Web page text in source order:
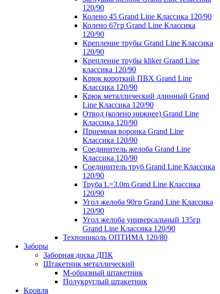
120/90
Колено 45 Grand Line Классика 120/90
Колено 67гр Grand Line Классика
120/90
Крепление трубы Grand Line Классика
120/90
Крепление трубы kliker Grand Line
классика 120/90
Крюк короткий ПВХ Grand Line
Классика 120/90
Крюк металлический длинный Grand
Line Классика 120/90
Отвод (колено нижнее) Grand Line
Классика 120/90
Приемная воронка Grand Line
Классика 120/90
Соединитель желоба Grand Line
Классика 120/90
Соединитель труб Grand Line Классика
120/90
Труба L=3.0m Grand Line Классика
120/90
Угол желоба 90гр Grand Line Классика
120/90
Угол желоба универсальный 135гр
Grand Line Классика 120/90
Технониколь ОПТИМА 120/80
Заборы
Заборная доска ДПК
Штакетник металлический
М-образный штакетник
Полукруглый штакетник
Кровля